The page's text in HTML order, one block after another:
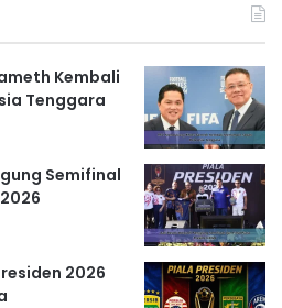
Kembali
Tenggara
Semifinal
2026